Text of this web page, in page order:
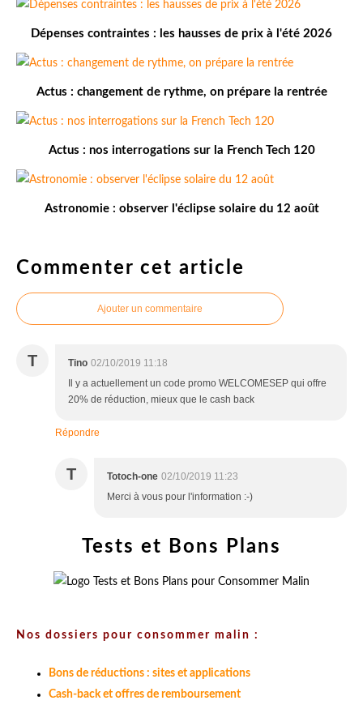
Dépenses contraintes : les hausses de prix à l'été 2026
Actus : changement de rythme, on prépare la rentrée
Actus : nos interrogations sur la French Tech 120
Astronomie : observer l'éclipse solaire du 12 août
Commenter cet article
Ajouter un commentaire
T Tino 02/10/2019 11:18
Il y a actuellement un code promo WELCOMESEP qui offre
20% de réduction, mieux que le cash back
Répondre
T Totoch-one 02/10/2019 11:23
Merci à vous pour l'information :-)
Tests et Bons Plans
Nos dossiers pour consommer malin :
Bons de réductions : sites et applications
Cash-back et offres de remboursement